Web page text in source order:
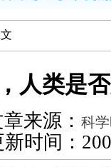
人类是
来源： 科
时间：